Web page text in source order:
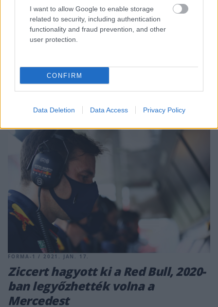
I want to allow Google to enable storage
related to security, including authentication
functionality and fraud prevention, and other
user protection.
CONFIRM
Data Deletion Data Access Privacy Policy
Sergio Pérez szenzációs formában kezdte meg a 2022-es
szezont. A mexikói pilóta rendre közel volt a csapattársához,
Max Verstappenhez az időmérőkön és a futamokon egyaránt.
Az 3-szoros futamgyőztes lendülete azonban a Kanadai
betudható annak, hogy a legutóbbi fejlesztések inkább a
holland kollégájának kedveztek és ezzel az energiaitalosok
[&hellip;]
FORMA-1 / 2021. JAN. 17.
Ziccert hagyott ki a Red Bull, 2020-
ban legyőzhették volna a
Mercedest